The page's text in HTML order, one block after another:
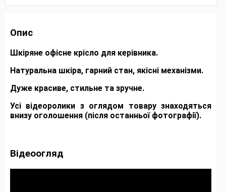
Опис
Шкіряне офісне крісло для керівника.
Натуральна шкіра, гарний стан, якісні механізми.
Дуже красиве, стильне та зручне.
Усі відеоролики з оглядом товару знаходяться
внизу оголошення (після останньої фотографії).
Відеоогляд